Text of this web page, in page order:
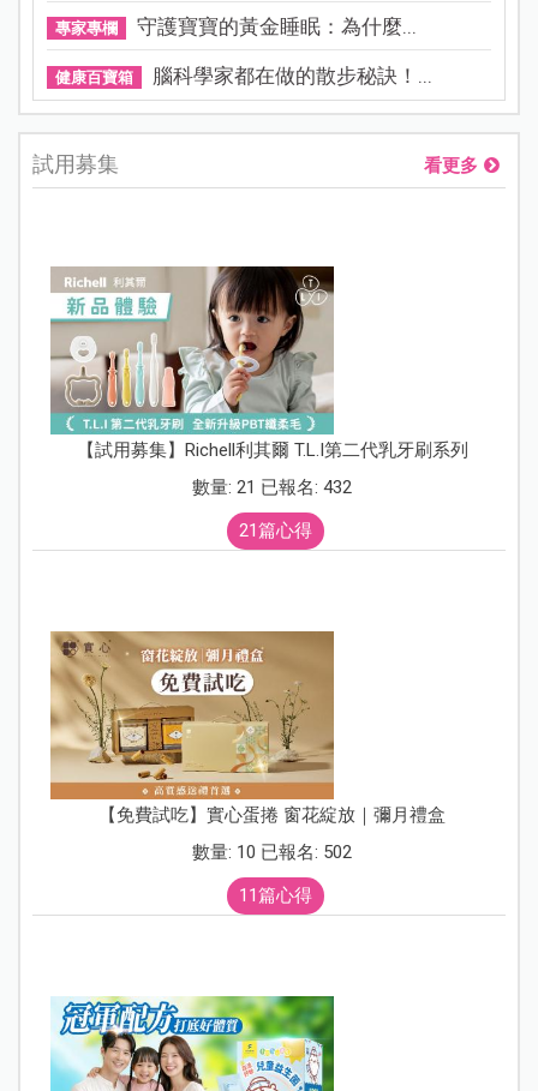
專家專欄 守護寶寶的黃金睡眠：為什麼...
健康百寶箱 腦科學家都在做的散步秘訣！...
試用募集 看更多
【試用募集】Richell利其爾 T.L.I第二代乳牙刷系列
數量: 21 已報名: 432
21篇心得
【免費試吃】實心蛋捲 窗花綻放｜彌月禮盒
數量: 10 已報名: 502
11篇心得